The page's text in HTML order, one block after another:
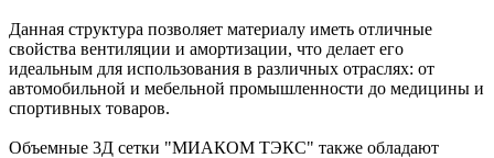
Данная структура позволяет материалу иметь отличные
свойства вентиляции и амортизации, что делает его
идеальным для использования в различных отраслях: от
автомобильной и мебельной промышленности до медицины и
спортивных товаров.
Объемные 3Д сетки "МИАКОМ ТЭКС" также обладают